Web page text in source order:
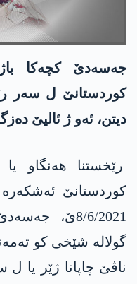
جه‌سه‌دێ كچه‌كا
كوردستانێ ل سه‌ر
دیتن، ئه‌و ژ ئالیێ
رێخستنا هه‌نگاو
كوردستانێ
8/6/2021ێ،
ناڤێ چاپانا ژێر یا